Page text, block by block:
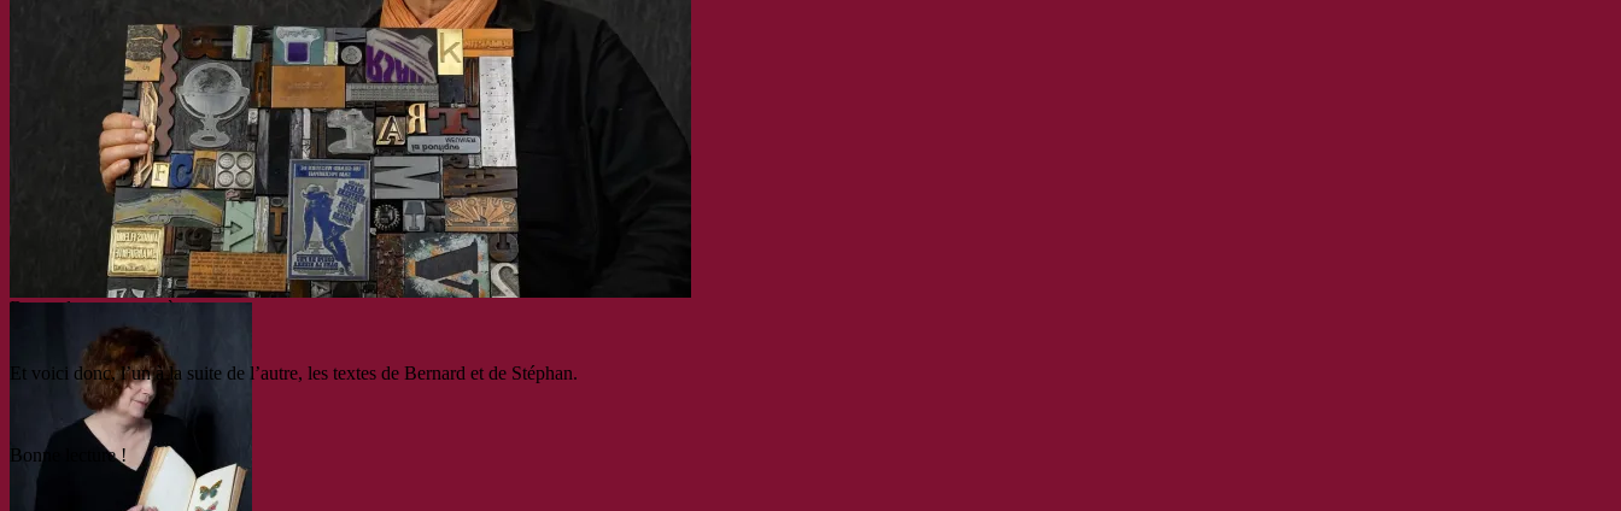
Bernard et ses caractères
Et voici donc, l’un à la suite de l’autre, les textes de Bernard et de Stéphan.
Bonne lecture !